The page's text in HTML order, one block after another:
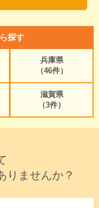
探す
兵庫県
（46件）
滋賀県
（3件）
りませんか？